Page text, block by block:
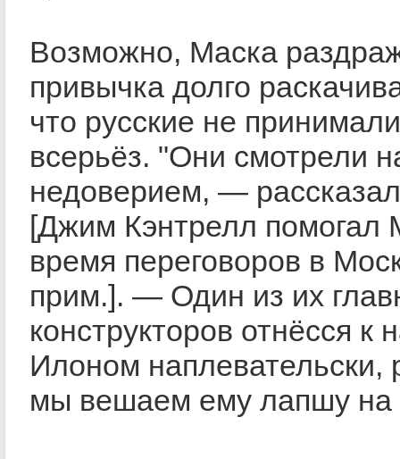
Возможно, Маска
привычка долго
что русские не
всерьёз. "Они смотрели
недоверием, —
[Джим Кэнтрелл помогал
время переговоров в
прим.]. — Один из их
конструкторов отнёсся к
Илоном наплевательски,
мы вешаем ему лапшу на